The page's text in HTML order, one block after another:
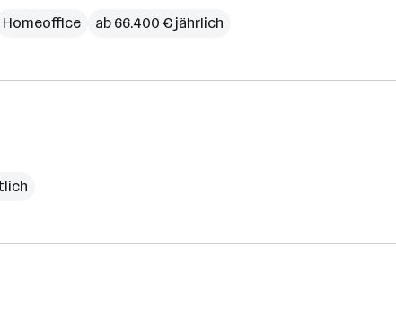
Homeoffice ab 66.400 € jährlich